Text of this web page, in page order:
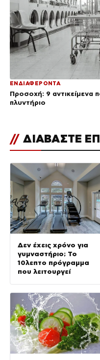
ΕΝΔΙΑΦΕΡΟΝΤΑ
Προσοχή: 9 αντικείμενα
πλυντήριο
// ΔΙΑΒΑΣΤΕ
Δεν έχεις χρόνο για
γυμναστήριο; Το
10λεπτο πρόγραμμα
που λειτουργεί